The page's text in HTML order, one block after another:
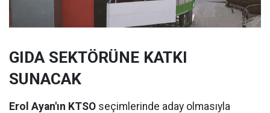
GIDA SEKTÖRÜNE KATKI
SUNACAK
Erol Ayan'ın KTSO seçimlerinde aday olmasıyla